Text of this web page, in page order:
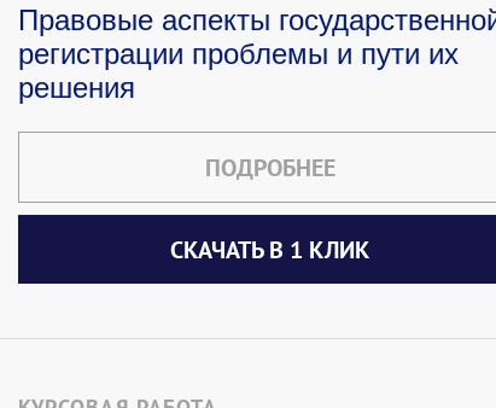
Правовые аспекты
регистрации проблемы и пути их
решения
ПОДРОБНЕЕ
СКАЧАТЬ В 1 КЛИК